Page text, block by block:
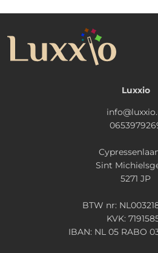
Luxxio
Sint
5271 JP
BTW nr:
KVK:
IBAN: NL 05 RABO